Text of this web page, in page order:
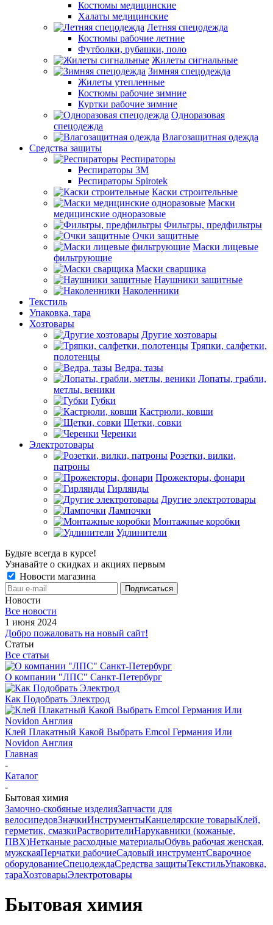
Костюмы медицинские
Халаты медицинские
Летняя спецодежда
Костюмы рабочие летние
Футболки, рубашки, поло
Жилеты сигнальные
Зимняя спецодежда
Жилеты утепленные
Костюмы рабочие зимние
Куртки рабочие зимние
Одноразовая
спецодежда
Влагозащитная одежда
Средства защиты
Респираторы
Респираторы 3М
Респираторы Spirotek
Каски строительные
Маски
медицинские одноразовые
Фильтры, предфильтры
Очки защитные
Маски лицевые
фильтрующие
Маски сварщика
Наушники защитные
Наколенники
Текстиль
Упаковка, тара
Хозтовары
Другие хозтовары
Тряпки, салфетки,
полотенцы
Ведра, тазы
Лопаты, грабли,
метлы, веники
Губки
Кастрюли, ковши
Щетки, совки
Черенки
Электротовары
Розетки, вилки,
патроны
Прожекторы, фонари
Гирлянды
Другие электротовары
Лампочки
Монтажные коробки
Удлинители
Будьте всегда в курсе!
Узнавайте о скидках и акциях первым
Новости магазина
Новости
Все новости
1 июня 2024
Добро пожаловать на новый сайт!
Статьи
Все статьи
О компании "ЛПС" Санкт-Петербург
Как Подобрать Электрод
Клей Плакатный Какой Выбрать Emcol Германия Или
Novidon Англия
Главная
-
Каталог
-
Бытовая химия
Замочно-скобяные изделияЗапчасти для
велосипедовЗначкиИнструментыКанцелярские товарыКлей,
герметик, смазкиРастворителиНарукавники (кожаные,
ПВХ)Нетканые расходные материалыОбувь рабочая женская,
мужскаяПерчатки рабочиеСадовый инструментСварочное
оборудованиеСпецодеждаСредства защитыТекстильУпаковка,
тараХозтоварыЭлектротовары
Бытовая химия